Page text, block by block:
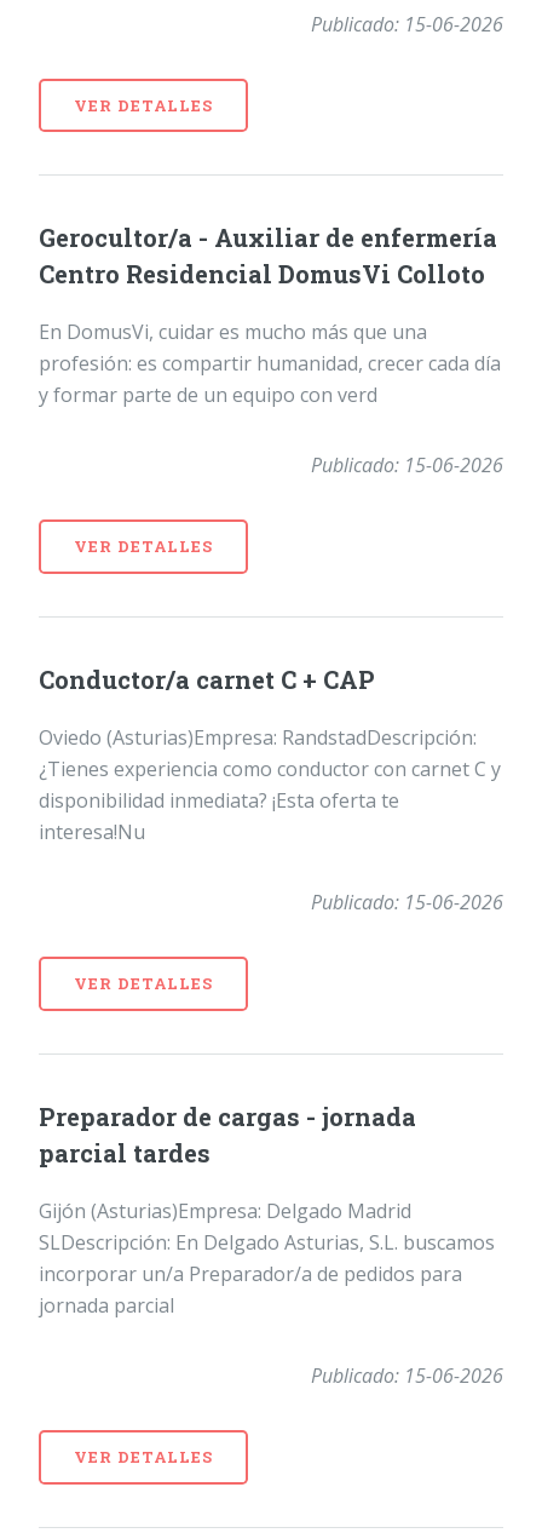
Publicado: 15-06-2026
VER DETALLES
Gerocultor/a - Auxiliar de enfermería
Centro Residencial DomusVi Colloto
En DomusVi, cuidar es mucho más que una
profesión: es compartir humanidad, crecer cada día
y formar parte de un equipo con verd
Publicado: 15-06-2026
VER DETALLES
Conductor/a carnet C + CAP
Oviedo (Asturias)Empresa: RandstadDescripción:
¿Tienes experiencia como conductor con carnet C y
disponibilidad inmediata? ¡Esta oferta te
interesa!Nu
Publicado: 15-06-2026
VER DETALLES
Preparador de cargas - jornada
parcial tardes
Gijón (Asturias)Empresa: Delgado Madrid
SLDescripción: En Delgado Asturias, S.L. buscamos
incorporar un/a Preparador/a de pedidos para
jornada parcial
Publicado: 15-06-2026
VER DETALLES